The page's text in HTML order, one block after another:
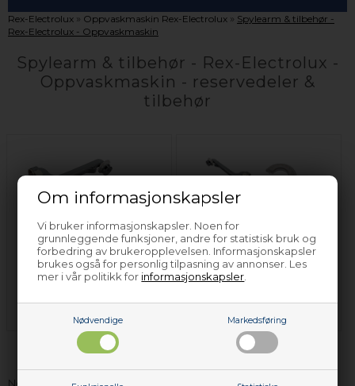
Om informasjonskapsler
Vi bruker informasjonskapsler. Noen for
grunnleggende funksjoner, andre for statistisk bruk og
forbedring av brukeropplevelsen. Informasjonskapsler
brukes også for personlig tilpasning av annonser. Les
mer i vår politikk for informasjonskapsler
Nødvendige Markedsføring
Rex-Electrolux » Oppvaskmaskin Rex-Electrolux » Spylearm & tilbehør -
Rex-Electrolux - Oppvaskmaskin
Spylearm & tilbehør - Rex-Electrolux -
Oppvaskmaskin - reservedeler &
tilbehør
Tilbehør til spylearme
- Rex-Electrolux -
Oppvaskmaskin
Vaskearm - Rex-
Oppvaskmaskin
Nettoparts harspylearm & tilbehør og andre reservedeler